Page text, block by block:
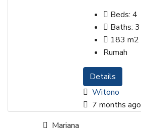
Beds: 4
Baths: 3
183 m2
Rumah
Details
Witono
7 months ago
Mariana